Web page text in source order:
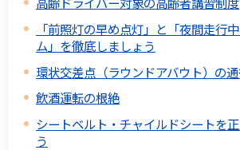
「前照灯の早め点灯」と「夜間走行
ム」を徹底しましょう
環状交差点（ラウンドアバウト）の
飲酒運転の根絶
シートベルト・チャイルドシートを
う